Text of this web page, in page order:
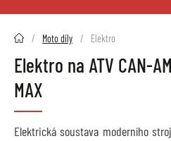
2HMOTO.cz Moto díly Elektro
Elektro na ATV CAN-
MAX
Elektrická soustava moderního